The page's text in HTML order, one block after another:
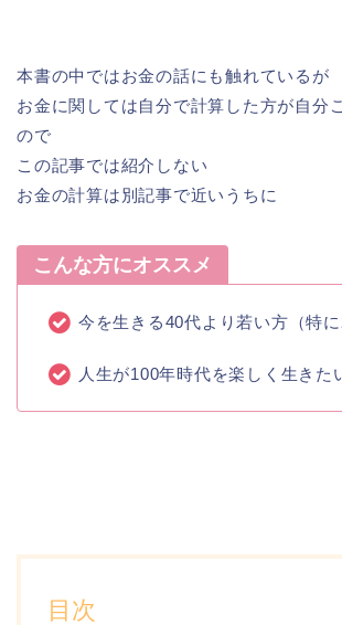
本書の中ではお金の話にも触れているが
お金に関しては自分で計算した方が自分
ので
この記事では紹介しない
お金の計算は別記事で近いうちに
こんな方にオススメ
今を生きる40代より若い方（特に
人生が100年時代を楽しく生きた
目次